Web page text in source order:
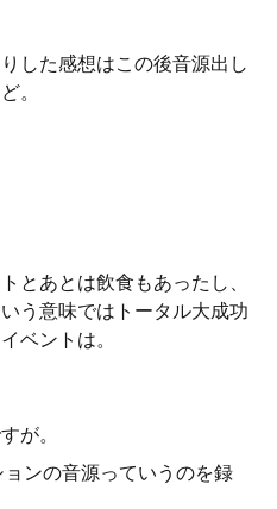
した感想はこの後音源出し
。
とあとは飲食もあったし、
う意味ではトータル大成功
ベントは。
が。
ンの音源っていうのを録